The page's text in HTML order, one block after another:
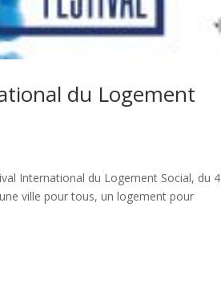
du Logement
International du Logement Social, du 4
ville pour tous, un logement pour